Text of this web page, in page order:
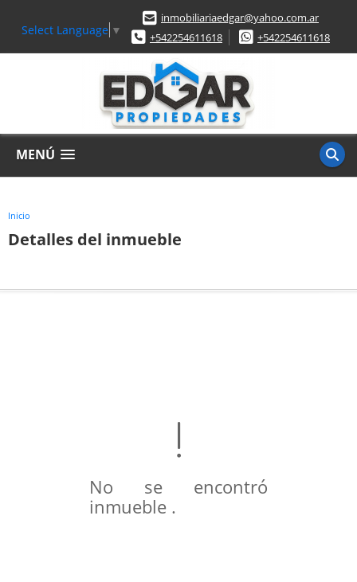
Select Language ▼
inmobiliariaedgar@yahoo.com.ar
+542254611618
+542254611618
MENÚ
Inicio
Detalles del inmueble
No se encontró
inmueble .